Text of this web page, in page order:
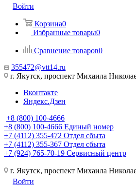
Войти
Корзина0
Избранные товары0
Сравнение товаров0
355472@vtt14.ru
г. Якутск, проспект Михаила
Вконтакте
Яндекс.Дзен
+8 (800) 100-4666
+8 (800) 100-4666 Единый номер
+7 (4112) 355-472 Отдел сбыта
+7 (4112) 355-367 Отдел сбыта
+7 (924) 765-70-19 Сервисный центр
г. Якутск, проспект Михаила
Войти